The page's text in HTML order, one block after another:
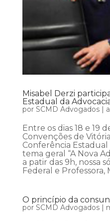
Misabel Derzi
Estadual da
por SCMD Advogados|
Entre os dias 18 e 19
Convenções de
Conferência Estadual
tema geral “A Nova
a patir das 9h, nossa
Federal e Professora,
O princípio da
por SCMD Advogados|